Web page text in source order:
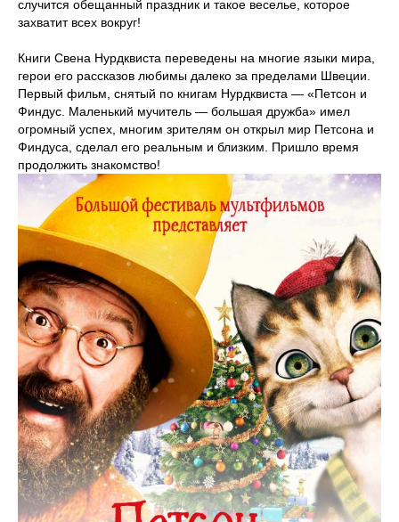
случится обещанный праздник и такое веселье, которое
захватит всех вокруг!
Книги Свена Нурдквиста переведены на многие языки мира,
герои его рассказов любимы далеко за пределами Швеции.
Первый фильм, снятый по книгам Нурдквиста — «Петсон и
Финдус. Маленький мучитель — большая дружба» имел
огромный успех, многим зрителям он открыл мир Петсона и
Финдуса, сделал его реальным и близким. Пришло время
продолжить знакомство!